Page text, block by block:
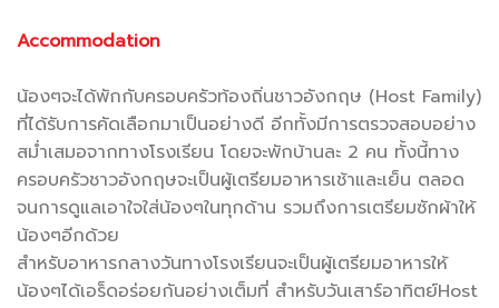
Accommodation
น้องๆจะได้พักกับครอบครัวท้องถิ่นชาวอังกฤษ (Host Family)
ที่ได้รับการคัดเลือกมาเป็นอย่างดี อีกทั้งมีการตรวจสอบอย่าง
สม่ำเสมอจากทางโรงเรียน โดยจะพักบ้านละ 2 คน ทั้งนี้ทาง
ครอบครัวชาวอังกฤษจะเป็นผู้เตรียมอาหารเช้าและเย็น ตลอด
จนการดูแลเอาใจใส่น้องๆในทุกด้าน รวมถึงการเตรียมซักผ้าให้
น้องๆอีกด้วย
สำหรับอาหารกลางวันทางโรงเรียนจะเป็นผู้เตรียมอาหารให้
น้องๆได้เอร็ดอร่อยกันอย่างเต็มที่ สำหรับวันเสาร์อาทิตย์Host